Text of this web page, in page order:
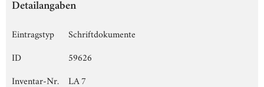
Detailangaben
Eintragstyp
Schriftdokumente
ID
59626
Inventar-Nr.
LA 7